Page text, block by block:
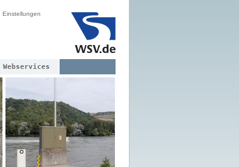
Einstellungen
Webservices